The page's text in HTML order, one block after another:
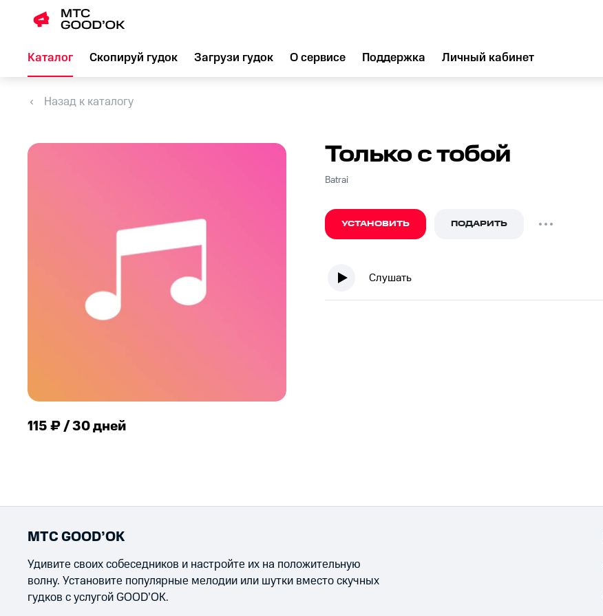
Каталог Скопируй гудок Загрузи гудок О сервисе Поддержка Личный кабинет
Назад к каталогу
115 ₽ / 30 дней
Только с тобой
Batrai
УСТАНОВИТЬ ПОДАРИТЬ
Слушать
МТС GOOD’OK
Удивите своих собеседников и настройте их на положительную
волну. Установите популярные мелодии или шутки вместо скучных
гудков с услугой GOOD’OK.